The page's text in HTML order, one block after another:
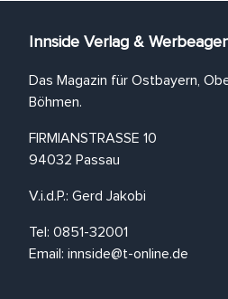
Innside Verlag &
Das Magazin für Ostbayern,
Böhmen.
FIRMIANSTRASSE 10
94032 Passau
V.i.d.P.: Gerd Jakobi
Tel: 0851-32001
Email: innside@t-online.de